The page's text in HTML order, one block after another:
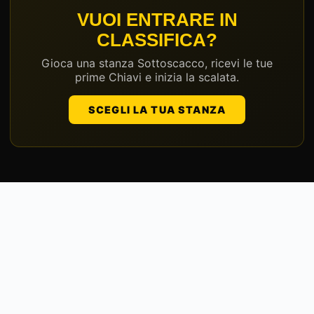
VUOI ENTRARE IN
CLASSIFICA?
Gioca una stanza Sottoscacco, ricevi le tue
prime Chiavi e inizia la scalata.
SCEGLI LA TUA STANZA